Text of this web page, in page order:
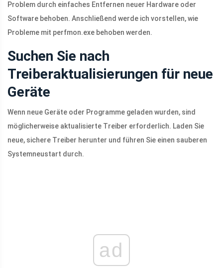
Problem durch einfaches Entfernen neuer Hardware oder
Software behoben. Anschließend werde ich vorstellen, wie
Probleme mit perfmon.exe behoben werden.
Suchen Sie nach
Treiberaktualisierungen für neue
Geräte
Wenn neue Geräte oder Programme geladen wurden, sind
möglicherweise aktualisierte Treiber erforderlich. Laden Sie
neue, sichere Treiber herunter und führen Sie einen sauberen
Systemneustart durch.
ad